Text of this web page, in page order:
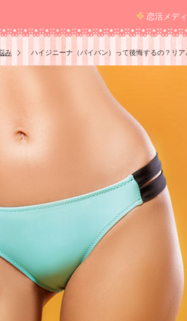
恋活メデ
み ハイジニーナ（パイパン）って後悔するの？リ